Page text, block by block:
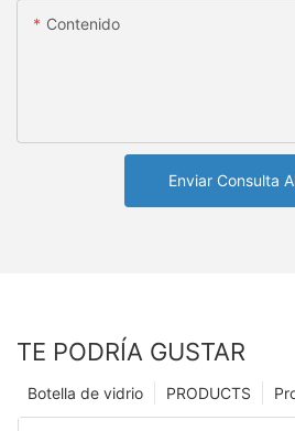
Contenido
Enviar Consulta
TE PODRÍA GUSTAR
PRODUCTS
Botella de vidrio